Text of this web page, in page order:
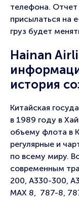
телефона. Отчет
присылаться на
груз будет
Hainan
история
Китайская
в 1989 году в
объему флота в
регулярные и
по всему миру.
современным
200, A330-300,
MAX 8, 787-8,